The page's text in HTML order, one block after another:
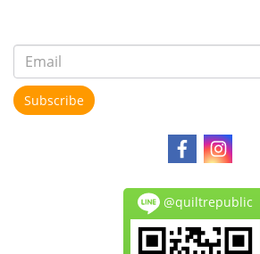
Subscribe
@quiltrepublic